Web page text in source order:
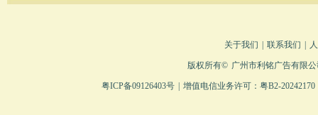
关于我们 联系我们
版权所有© 广州市利铭广告有限
粤ICP备09126403号 增值电信业务许可：粤B2-20242170